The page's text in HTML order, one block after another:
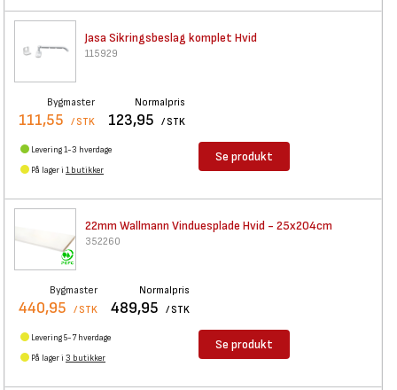
Jasa Sikringsbeslag komplet Hvid
115929
Bygmaster
111,55 / STK
Normalpris
123,95 / STK
Levering 1-3 hverdage
På lager i 1 butikker
Se produkt
22mm Wallmann Vinduesplade Hvid - 25x204cm
352260
Bygmaster
440,95 / STK
Normalpris
489,95 / STK
Levering 5-7 hverdage
På lager i 3 butikker
Se produkt